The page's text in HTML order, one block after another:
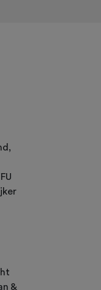
&